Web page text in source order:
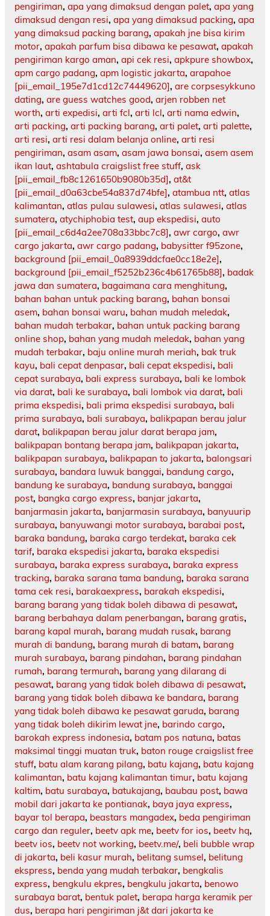
pengiriman, apa yang dimaksud dengan palet, apa yang
dimaksud dengan resi, apa yang dimaksud packing, apa
yang dimaksud packing barang, apakah jne bisa kirim
motor, apakah parfum bisa dibawa ke pesawat, apakah
pengiriman kargo aman, api cek resi, apkpure showbox,
apm cargo padang, apm logistic jakarta, arapahoe
[pii_email_195e7d1cd12c74449620], are corpsesykkuno
dating, are guess watches good, arjen robben net
worth, arti expedisi, arti fcl, arti lcl, arti nama edwin,
arti packing, arti packing barang, arti palet, arti palette,
arti resi, arti resi dalam belanja online, arti resi
pengiriman, asam asam, asam jawa bonsai, asem asem
ikan laut, ashtabula craigslist free stuff, ask
[pii_email_fb8c1261650b9080b35d], at&t
[pii_email_d0a63cbe54a837d74bfe], atambua ntt, atlas
kalimantan, atlas pulau sulawesi, atlas sulawesi, atlas
sumatera, atychiphobia test, aup ekspedisi, auto
[pii_email_c6d4a2ee708a33bbc7c8], awr cargo, awr
cargo jakarta, awr cargo padang, babysitter f95zone,
background [pii_email_0a8939ddcfae0cc18e2e],
background [pii_email_f5252b236c4b61765b88], badak
jawa dan sumatera, bagaimana cara menghitung,
bahan bahan untuk packing barang, bahan bonsai
asem, bahan bonsai waru, bahan mudah meledak,
bahan mudah terbakar, bahan untuk packing barang
online shop, bahan yang mudah meledak, bahan yang
mudah terbakar, baju online murah meriah, bak truk
kayu, bali cepat denpasar, bali cepat ekspedisi, bali
cepat surabaya, bali express surabaya, bali ke lombok
via darat, bali ke surabaya, bali lombok via darat, bali
prima ekspedisi, bali prima ekspedisi surabaya, bali
prima surabaya, bali surabaya, balikpapan berau jalur
darat, balikpapan berau jalur darat berapa jam,
balikpapan bontang berapa jam, balikpapan jakarta,
balikpapan surabaya, balikpapan to jakarta, balongsari
surabaya, bandara luwuk banggai, bandung cargo,
bandung ke surabaya, bandung surabaya, banggai
post, bangka cargo express, banjar jakarta,
banjarmasin jakarta, banjarmasin surabaya, banyuurip
surabaya, banyuwangi motor surabaya, barabai post,
baraka bandung, baraka cargo terdekat, baraka cek
tarif, baraka ekspedisi jakarta, baraka ekspedisi
surabaya, baraka express surabaya, baraka express
tracking, baraka sarana tama bandung, baraka sarana
tama cek resi, barakaexpress, barakah ekspedisi,
barang barang yang tidak boleh dibawa di pesawat,
barang berbahaya dalam penerbangan, barang gratis,
barang kapal murah, barang mudah rusak, barang
murah di bandung, barang murah di batam, barang
murah surabaya, barang pindahan, barang pindahan
rumah, barang termurah, barang yang dilarang di
pesawat, barang yang tidak boleh dibawa di pesawat,
barang yang tidak boleh dibawa ke bandara, barang
yang tidak boleh dibawa ke pesawat garuda, barang
yang tidak boleh dikirim lewat jne, barindo cargo,
barokah express indonesia, batam pos natuna, batas
maksimal tinggi muatan truk, baton rouge craigslist free
stuff, batu alam karang pilang, batu kajang, batu kajang
kalimantan, batu kajang kalimantan timur, batu kajang
kaltim, batu surabaya, batukajang, baubau post, bawa
mobil dari jakarta ke pontianak, baya jaya express,
bayar tol berapa, beastars mangadex, beda pengiriman
cargo dan reguler, beetv apk me, beetv for ios, beetv hq,
beetv ios, beetv not working, beetv.me/, beli bubble wrap
di jakarta, beli kasur murah, belitang sumsel, belitung
ekspress, benda yang mudah terbakar, bengkalis
express, bengkulu ekpres, bengkulu jakarta, benowo
surabaya barat, bentuk palet, berapa harga keramik per
dus, berapa hari pengiriman j&t dari jakarta ke